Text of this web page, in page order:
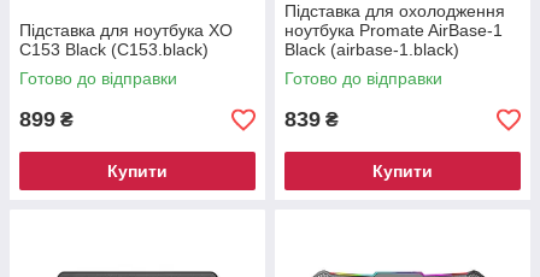
Підставка для ноутбука ХО
С153 Black (C153.black)
Готово до відправки
899 ₴
Купити
Підставка для охолодження
ноутбука Promate AirBase-1
Black (airbase-1.black)
Готово до відправки
839 ₴
Купити